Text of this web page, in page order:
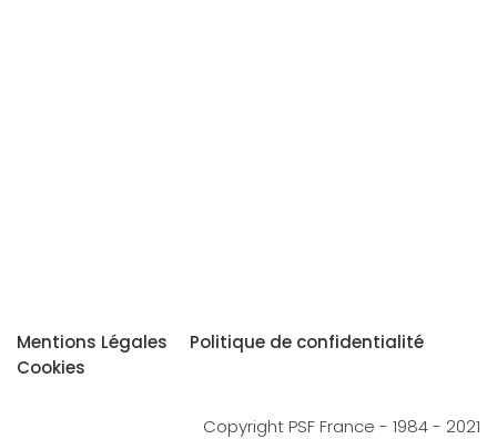
Mentions Légales
Politique de confidentialité
Cookies
Copyright PSF France - 1984 - 2021